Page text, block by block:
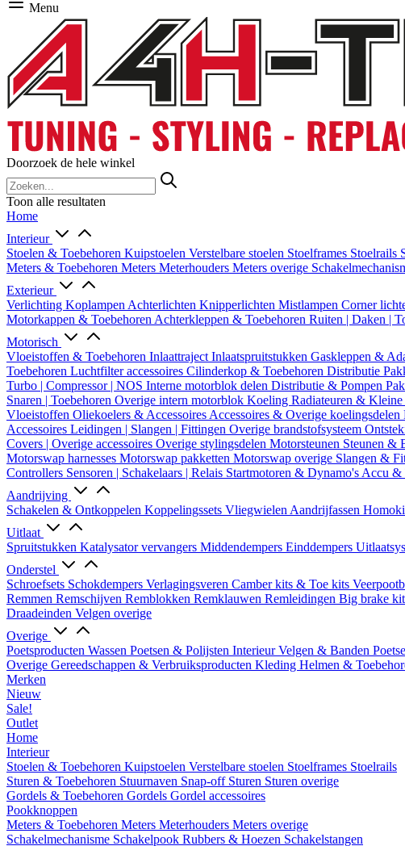
Menu
Doorzoek de hele winkel
Toon alle resultaten
Home
Interieur
Stoelen & Toebehoren Kuipstoelen Verstelbare stoelen Stoelframes Stoelrails
Meters & Toebehoren Meters Meterhouders Meters overige
Exterieur
Verlichting Koplampen Achterlichten Knipperlichten Mistlampen Corner
Motorkappen & Toebehoren Achterkleppen & Toebehoren Ruiten | Daken |
Motorisch
Vloeistoffen & Toebehoren Inlaattraject Inlaatspruitstukken Gaskleppen &
Toebehoren Luchtfilter accessoires Cilinderkop & Toebehoren Distributie
Turbo | Compressor | NOS Interne motorblok delen Distributie & Pompen
Snaren | Toebehoren Overige intern motorblok Koeling Radiateuren & Kleine
Vloeistoffen Oliekoelers & Accessoires Accessoires & Overige koelingsdelen
Accessoires Leidingen | Slangen | Fittingen Overige brandstofsysteem
Covers | Overige accessoires Overige stylingsdelen Motorsteunen Steunen &
Motorswap harnesses Motorswap pakketten Motorswap overige Slangen &
Controllers Sensoren | Schakelaars | Relais Startmotoren & Dynamo's Accu &
Aandrijving
Schakelen & Ontkoppelen Koppelingssets Vliegwielen Aandrijfassen
Uitlaat
Spruitstukken Katalysator vervangers Middendempers Einddempers
Onderstel
Schroefsets Schokdempers Verlagingsveren Camber kits & Toe kits
Remmen Remschijven Remblokken Remklauwen Remleidingen Big brake
Draadeinden Velgen overige
Overige
Poetsproducten Wassen Poetsen & Polijsten InterieurVelgen & Banden
Overige Gereedschappen & Verbruiksproducten Kleding Helmen &
Merken
Nieuw
Sale!
Outlet
Home
Interieur
Stoelen & Toebehoren Kuipstoelen Verstelbare stoelen Stoelframes Stoelrails
Sturen & Toebehoren Stuurnaven Snap-off Sturen Sturen overige
Gordels & Toebehoren Gordels Gordel accessoires
Pookknoppen
Meters & Toebehoren Meters Meterhouders Meters overige
Schakelmechanisme Schakelpook Rubbers & Hoezen Schakelstangen